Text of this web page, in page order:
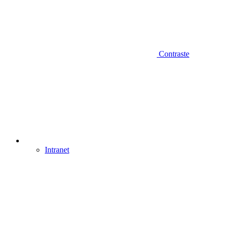
Contraste
Intranet